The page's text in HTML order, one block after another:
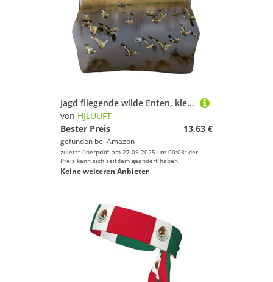
Jagd fliegende wilde Enten, kleine Geldbörsen für Damen, Münzgeldbörse für Damen, kleine Damen-Geldbörse, mit Reißverschluss und Kussverschluss, Schwarz, Einheitsgröße, Art Deco
von HJLUUFT
Bester Preis
13,63 €
gefunden bei Amazon
zuletzt überprüft am 27.09.2025 um 00:03; der
Preis kann sich seitdem geändert haben.
Keine weiteren Anbieter